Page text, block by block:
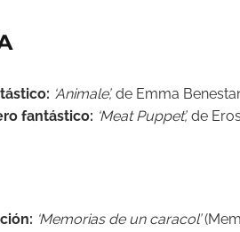
‘Animale’, de Emma
fantástico: ‘Meat Puppet’, de
‘Memorias de un caracol’